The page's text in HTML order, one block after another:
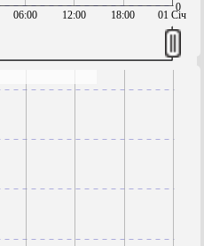
0
06:00 12:00 18:00 01 Січ